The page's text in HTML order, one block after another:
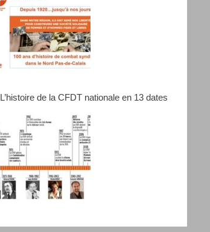
L’histoire de la CFDT nationale en 13 dates